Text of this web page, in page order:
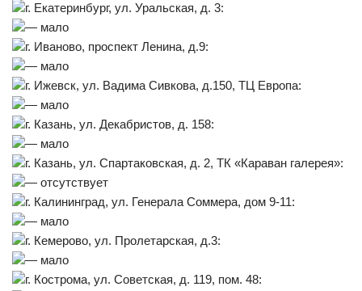
г. Екатеринбург, ул. Уральская, д. 3:
— мало
г. Иваново, проспект Ленина, д.9:
— мало
г. Ижевск, ул. Вадима Сивкова, д.150, ТЦ Европа:
— мало
г. Казань, ул. Декабристов, д. 158:
— мало
г. Казань, ул. Спартаковская, д. 2, ТК «Караван галерея»:
— отсутствует
г. Калининград, ул. Генерала Соммера, дом 9-11:
— мало
г. Кемерово, ул. Пролетарская, д.3:
— мало
г. Кострома, ул. Советская, д. 119, пом. 48: